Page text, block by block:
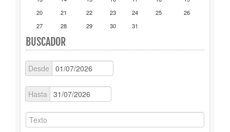
20
21 22 23 24 25
26
27
28 29 30 31
BUSCADOR
Desde
Hasta